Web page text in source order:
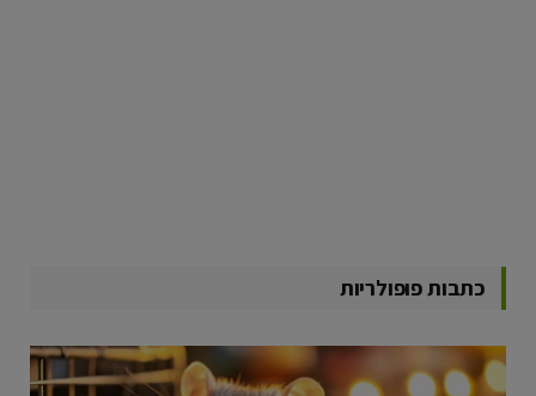
כתבות פופולריות